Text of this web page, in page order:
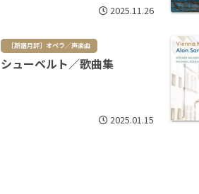
2025.11.26
［新譜月評］オペラ／声楽曲
シューベルト／歌曲集
2025.01.15